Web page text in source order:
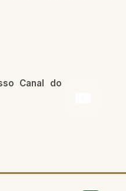
Canal do